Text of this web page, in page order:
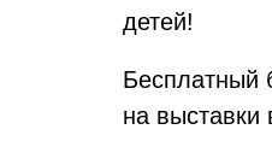
детей!
Бесплатный
на выставки